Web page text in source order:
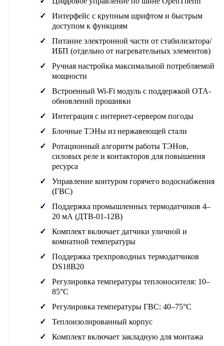
Интерфейс с крупным шрифтом и быстрым
доступом к функциям
Питание электронной части от стабилизатора/
ИБП (отдельно от нагревательных элементов)
Ручная настройка максимальной потребляемой
мощности
Встроенный Wi-Fi модуль с поддержкой OTA-
обновлений прошивки
Интеграция с интернет-сервером погоды
Блочные ТЭНы из нержавеющей стали
Ротационный алгоритм работы ТЭНов,
силовых реле и контакторов для повышения
ресурса
Управление контуром горячего водоснабжения
(ГВС)
Поддержка промышленных термодатчиков 4–
20 мА (ДТВ-01-12В)
Комплект включает датчики уличной и
комнатной температуры
Поддержка трехпроводных термодатчиков
DS18B20
Регулировка температуры теплоносителя: 10–
85°C
Регулировка температуры ГВС: 40–75°C
Теплоизолированный корпус
Комплект включает закладную для монтажа